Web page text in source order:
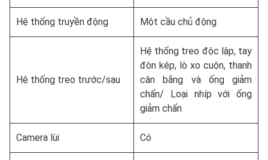
Hệ thống truyền động Một cầu chủ động
Hệ thống treo trước/sau
Hệ thống treo độc lập, tay
đòn kép, lò xo cuộn, thanh
cân bằng và ống giảm
chấn/ Loại nhíp với ống
giảm chấn
Camera lùi Có